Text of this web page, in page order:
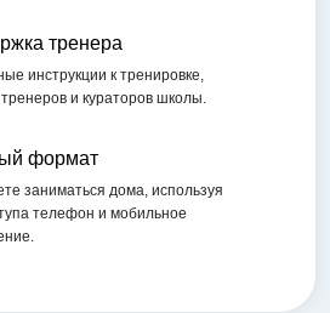
Боровская
питания и фитнеса
здорового фитнеса
фитнес-курсов для
и стройности, которые
тренера
инструкции к тренировке,
и кураторов школы.
формат
заниматься дома, используя
телефон и мобильное